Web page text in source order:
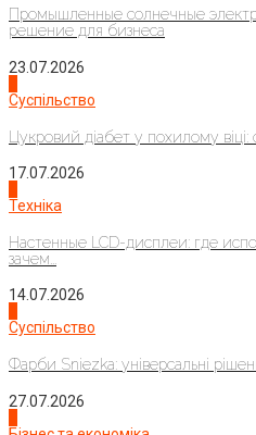
Промышленные солнечные
решение для бизнеса
23.07.2026
Суспільство
Цукровий діабет у похилому віці:
17.07.2026
Техніка
Настенные LCD-дисплеи: где
зачем...
14.07.2026
Суспільство
Фарби Sniezka: універсальні
27.07.2026